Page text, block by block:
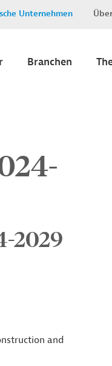
Unternehmen
Branchen
2029
and